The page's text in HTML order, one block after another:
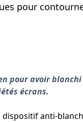
pour
pour avoir
écrans.
dispositif anti-